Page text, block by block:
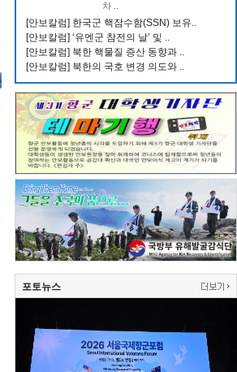
차 ..
[안보칼럼] 한국군 핵잠수함(SSN) 보유..
[안보칼럼] ‘유엔군 참전의 날’ 및 ..
[안보칼럼] 북한 핵물질 증산 동향과 ..
[안보칼럼] 북한의 국호 변경 의도와 ..
포토뉴스